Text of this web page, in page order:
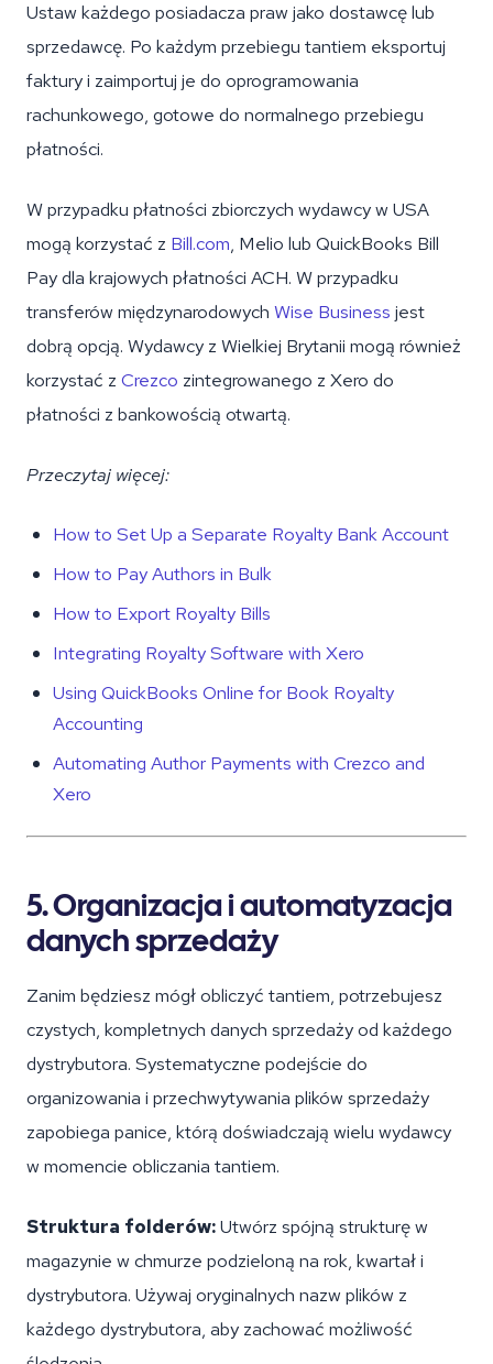
Ustaw każdego posiadacza praw jako dostawcę lub
sprzedawcę. Po każdym przebiegu tantiem eksportuj
faktury i zaimportuj je do oprogramowania
rachunkowego, gotowe do normalnego przebiegu
płatności.
W przypadku płatności zbiorczych wydawcy w USA
mogą korzystać z Bill.com, Melio lub QuickBooks Bill
Pay dla krajowych płatności ACH. W przypadku
transferów międzynarodowych Wise Business jest
dobrą opcją. Wydawcy z Wielkiej Brytanii mogą również
korzystać z Crezco zintegrowanego z Xero do
płatności z bankowością otwartą.
Przeczytaj więcej:
How to Set Up a Separate Royalty Bank Account
How to Pay Authors in Bulk
How to Export Royalty Bills
Integrating Royalty Software with Xero
Using QuickBooks Online for Book Royalty
Accounting
Automating Author Payments with Crezco and
Xero
5. Organizacja i automatyzacja
danych sprzedaży
Zanim będziesz mógł obliczyć tantiem, potrzebujesz
czystych, kompletnych danych sprzedaży od każdego
dystrybutora. Systematyczne podejście do
organizowania i przechwytywania plików sprzedaży
zapobiega panice, którą doświadczają wielu wydawcy
w momencie obliczania tantiem.
Struktura folderów:Utwórz spójną strukturę w
magazynie w chmurze podzieloną na rok, kwartał i
dystrybutora. Używaj oryginalnych nazw plików z
każdego dystrybutora, aby zachować możliwość